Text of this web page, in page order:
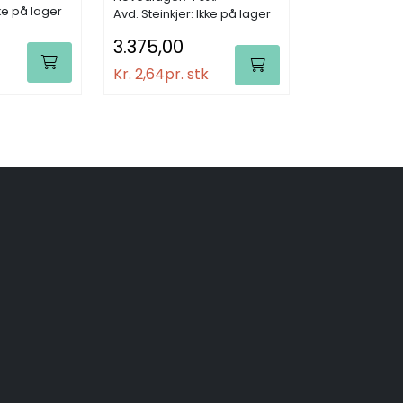
på lager
Avd. Steinkjer: Ikke på lager
3.375,00
Kr. 2,64pr. stk